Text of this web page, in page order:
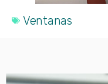
Ventanas